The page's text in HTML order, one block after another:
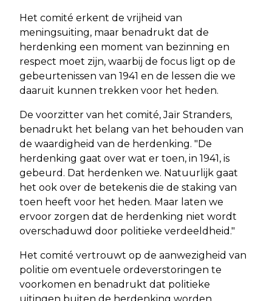
Het comité erkent de vrijheid van
meningsuiting, maar benadrukt dat de
herdenking een moment van bezinning en
respect moet zijn, waarbij de focus ligt op de
gebeurtenissen van 1941 en de lessen die we
daaruit kunnen trekken voor het heden.
De voorzitter van het comité, Jaïr Stranders,
benadrukt het belang van het behouden van
de waardigheid van de herdenking. "De
herdenking gaat over wat er toen, in 1941, is
gebeurd. Dat herdenken we. Natuurlijk gaat
het ook over de betekenis die de staking van
toen heeft voor het heden. Maar laten we
ervoor zorgen dat de herdenking niet wordt
overschaduwd door politieke verdeeldheid."
Het comité vertrouwt op de aanwezigheid van
politie om eventuele ordeverstoringen te
voorkomen en benadrukt dat politieke